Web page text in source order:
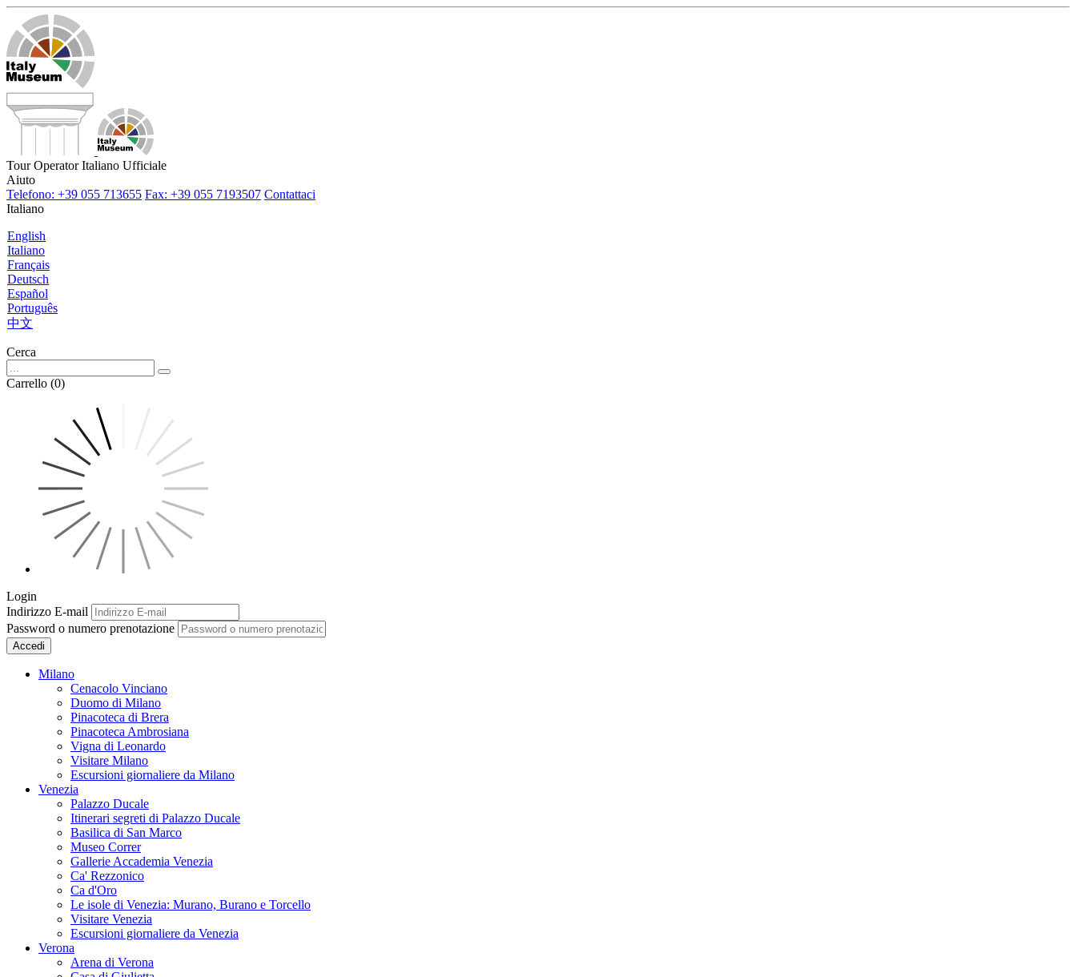
Tour Operator Italiano Ufficiale
Aiuto
Telefono: +39 055 713655 Fax: +39 055 7193507 Contattaci
Italiano
English
Italiano
Français
Deutsch
Español
Português
中文
Cerca
Carrello (0)
Login
Indirizzo E-mail
Password o numero prenotazione
Accedi
Milano
Cenacolo Vinciano
Duomo di Milano
Pinacoteca di Brera
Pinacoteca Ambrosiana
Vigna di Leonardo
Visitare Milano
Escursioni giornaliere da Milano
Venezia
Palazzo Ducale
Itinerari segreti di Palazzo Ducale
Basilica di San Marco
Museo Correr
Gallerie Accademia Venezia
Ca' Rezzonico
Ca d'Oro
Le isole di Venezia: Murano, Burano e Torcello
Visitare Venezia
Escursioni giornaliere da Venezia
Verona
Arena di Verona